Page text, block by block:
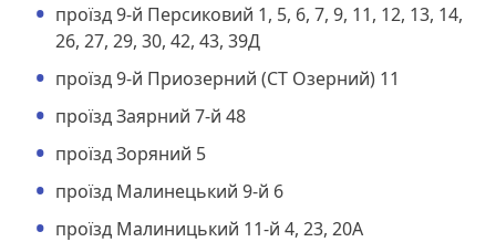
проїзд 9-й Персиковий 1, 5, 6, 7, 9, 11, 12, 13, 14,
26, 27, 29, 30, 42, 43, 39Д
проїзд 9-й Приозерний (СТ Озерний) 11
проїзд Заярний 7-й 48
проїзд Зоряний 5
проїзд Малинецький 9-й 6
проїзд Малиницький 11-й 4, 23, 20А